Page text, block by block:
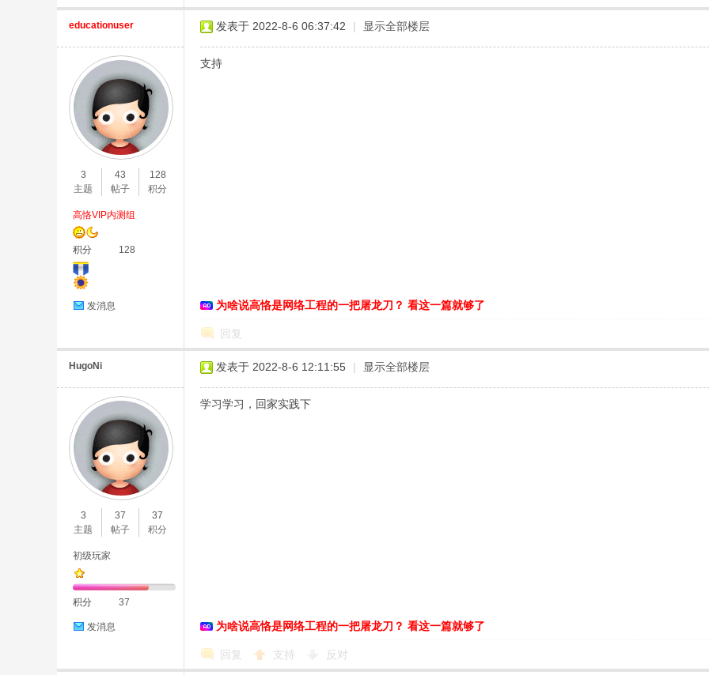
educationuser
3
主题
43
帖子
128
积分
高恪VIP内测组
积分 128
发消息
发表于 2022-8-6 06:37:42 | 显示全部楼层
支持
为啥说高恪是网络工程的一把屠龙刀？ 看这一篇就够了
回复
HugoNi
3
主题
37
帖子
37
积分
初级玩家
积分 37
发消息
发表于 2022-8-6 12:11:55 | 显示全部楼层
学习学习，回家实践下
为啥说高恪是网络工程的一把屠龙刀？ 看这一篇就够了
回复 支持 反对